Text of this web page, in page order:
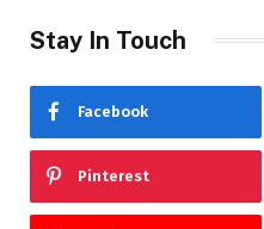
Stay In Touch
Facebook
Pinterest